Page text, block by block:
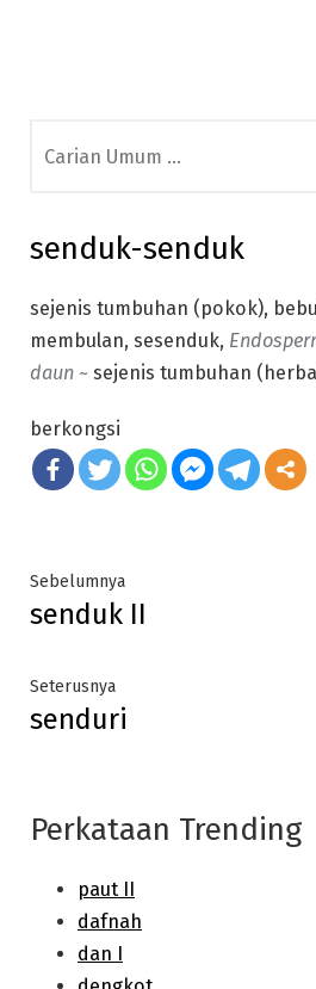
for:
senduk-senduk
sejenis tumbuhan (pokok),
membulan, sesenduk,
daun ~ sejenis tumbuhan
berkongsi
Post
navigation
SebelumnyaPrevious
post:
senduk II
SeterusnyaNext
post:
senduri
Perkataan Trending